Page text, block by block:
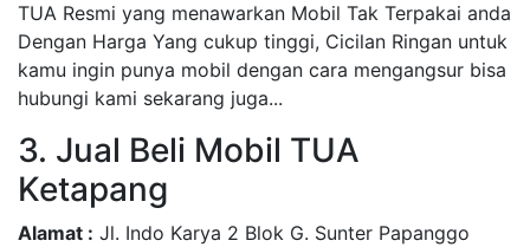
TUA Resmi yang menawarkan Mobil Tak Terpakai anda
Dengan Harga Yang cukup tinggi, Cicilan Ringan untuk
kamu ingin punya mobil dengan cara mengangsur bisa
hubungi kami sekarang juga...
3. Jual Beli Mobil TUA
Ketapang
Alamat : Jl. Indo Karya 2 Blok G. Sunter Papanggo